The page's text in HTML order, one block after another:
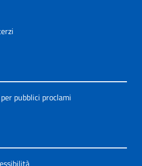
pubblici proclami